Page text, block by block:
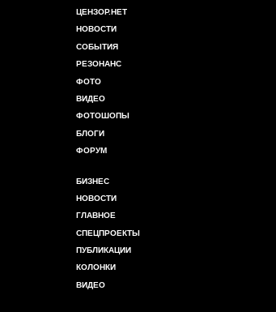
ЦЕНЗОР.НЕТ
НОВОСТИ
СОБЫТИЯ
РЕЗОНАНС
ФОТО
ВИДЕО
ФОТОШОПЫ
БЛОГИ
ФОРУМ
БИЗНЕС
НОВОСТИ
ГЛАВНОЕ
СПЕЦПРОЕКТЫ
ПУБЛИКАЦИИ
КОЛОНКИ
ВИДЕО